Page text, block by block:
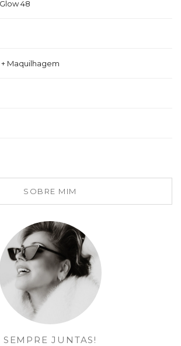
48
Maquilhagem
SOBRE MIM
SEMPRE JUNTAS!